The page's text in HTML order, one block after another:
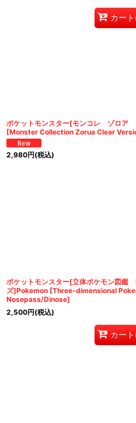
カー
ポケットモンスター[モンコレ ゾロア
[Monster Collection Zorua Clear
2,980円(税込)
ポケットモンスター[立体ポケモン図
ズ]Pokemon [Three-dimensional
Nosepass/Dinose]
2,500円(税込)
カー